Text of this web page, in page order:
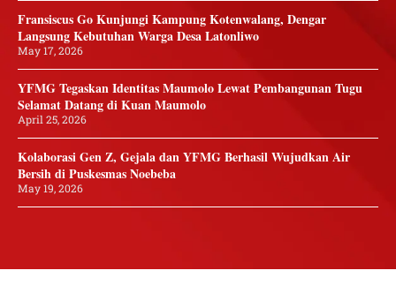
Fransiscus Go Kunjungi Kampung Kotenwalang, Dengar
Langsung Kebutuhan Warga Desa Latonliwo
May 17, 2026
YFMG Tegaskan Identitas Maumolo Lewat Pembangunan Tugu
Selamat Datang di Kuan Maumolo
April 25, 2026
Kolaborasi Gen Z, Gejala dan YFMG Berhasil Wujudkan Air
Bersih di Puskesmas Noebeba
May 19, 2026